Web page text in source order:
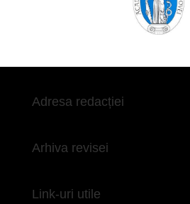
Adresa redacției
Arhiva revisei
Link-uri utile